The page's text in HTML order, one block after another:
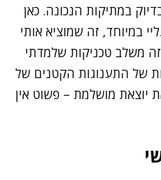
במתיקות הנכונה. כאן
במיוחד, זה שמוציא אותי
משלב טכניקות שלמדתי
של התענוגות הקטנים של
יוצאת מושלמת – פשוט אין